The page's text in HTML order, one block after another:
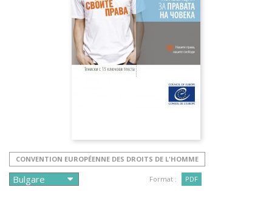
CONVENTION EUROPÉENNE DES DROITS DE L'HOMME
Format : PDF